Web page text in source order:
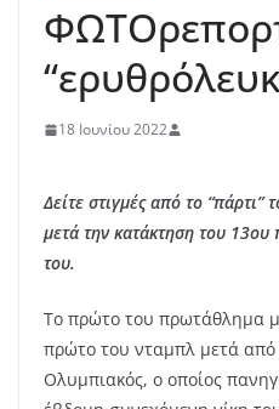
18 Ιουνίου 2022
Δείτε στιγμές από το
μετά την κατάκτηση του 13ου
του.
Το πρώτο του πρωτάθλημα
πρώτο του νταμπλ μετά από
Ολυμπιακός, ο οποίος